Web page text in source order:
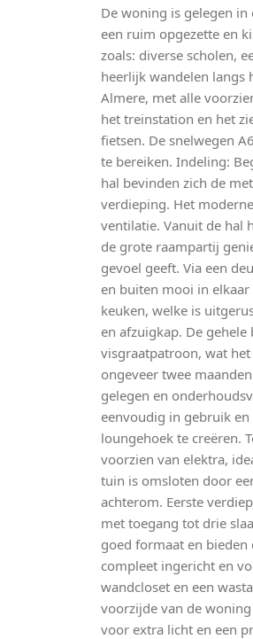
De woning is gelegen
een ruim opgezette en
zoals: diverse scholen,
heerlijk wandelen langs
Almere, met alle
het treinstation en het
fietsen. De snelwegen
te bereiken. Indeling:
hal bevinden zich de
verdieping. Het
ventilatie. Vanuit de hal
de grote raampartij
gevoel geeft. Via een
en buiten mooi in
keuken, welke is
en afzuigkap. De
visgraatpatroon, wat
ongeveer twee
gelegen en
eenvoudig in gebruik
loungehoek te creëren.
voorzien van elektra,
tuin is omsloten door
achterom. Eerste
met toegang tot drie
goed formaat en
compleet ingericht en
wandcloset en een
voorzijde van de
voor extra licht en een